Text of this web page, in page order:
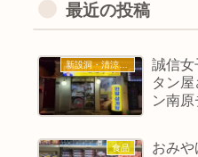
最近の投稿
新設洞・清涼里・誠信女大
誠信女
タン
ン南原
食品
おみ